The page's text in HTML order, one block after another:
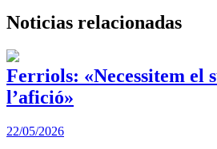
Noticias relacionadas
Ferriols: «Necessitem el
l’afició»
22/05/2026